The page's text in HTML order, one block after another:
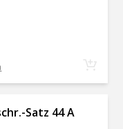
Satz 44 A